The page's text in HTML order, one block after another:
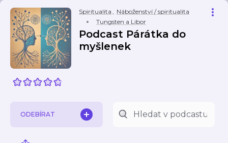
Spiritualita , Náboženství / spiritualita
Tungsten a Libor
Podcast Párátka do
myšlenek
ODEBÍRAT